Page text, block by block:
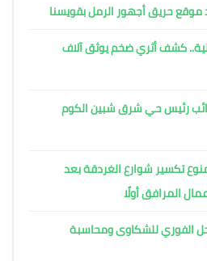
حريق أجهور الرمل بقويسنا
كشف أثري ضخم يوثق آلاف
رئيس حي شرق شبين الكوم
تكسير شوارع الغردقة بعد
المرافق أولًا
الفوري للشكاوى ومحاسبة